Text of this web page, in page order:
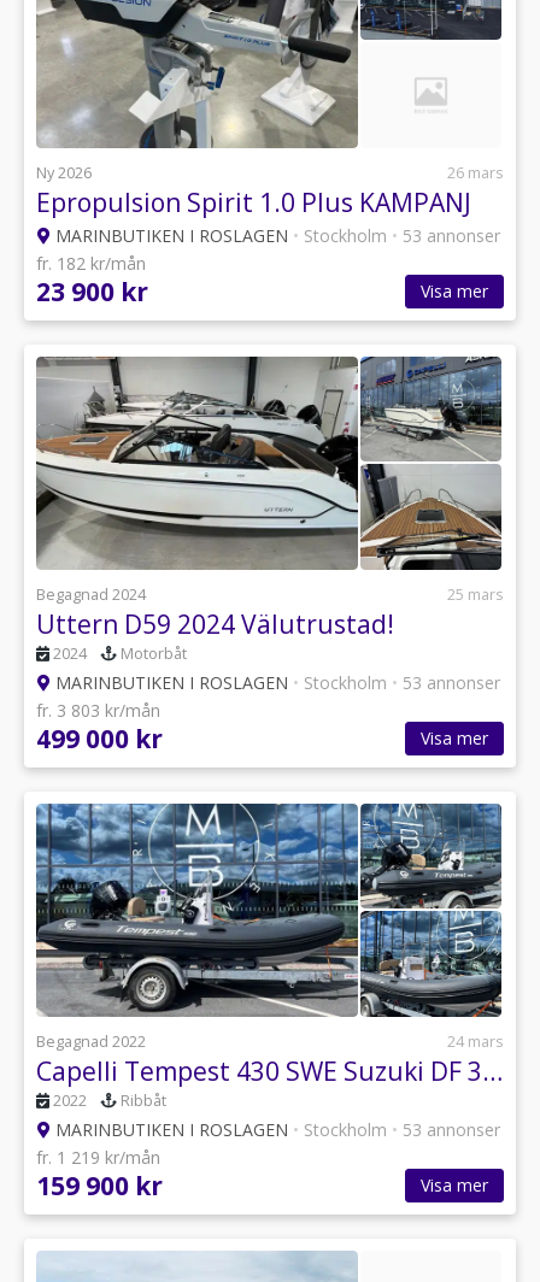
Ny 2026 26 mars
Epropulsion Spirit 1.0 Plus KAMPANJ
MARINBUTIKEN I ROSLAGEN • Stockholm • 53 annonser
fr. 182 kr/mån
23 900 kr Visa mer
Begagnad 2024 25 mars
Uttern D59 2024 Välutrustad!
2024 Motorbåt
MARINBUTIKEN I ROSLAGEN • Stockholm • 53 annonser
fr. 3 803 kr/mån
499 000 kr Visa mer
Begagnad 2022 24 mars
Capelli Tempest 430 SWE Suzuki DF 30 ATL
2022 Ribbåt
MARINBUTIKEN I ROSLAGEN • Stockholm • 53 annonser
fr. 1 219 kr/mån
159 900 kr Visa mer